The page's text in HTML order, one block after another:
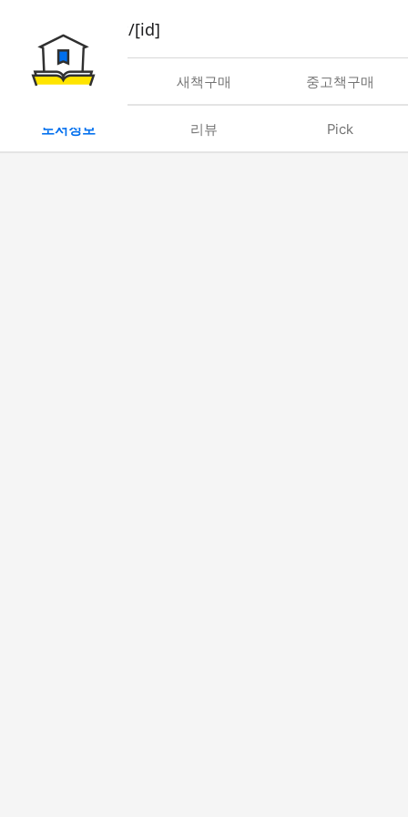
book/rent/[id]
대여 새책구매 중고책구매
도서정보 리뷰 Pick